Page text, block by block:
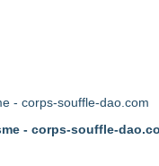
- corps-souffle-